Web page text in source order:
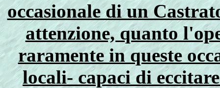
occasionale di un
attenzione, quanto
raramente in queste
locali- capaci di